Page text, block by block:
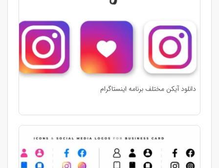
دانلود آیکن مختلف برنامه اینستاگرام